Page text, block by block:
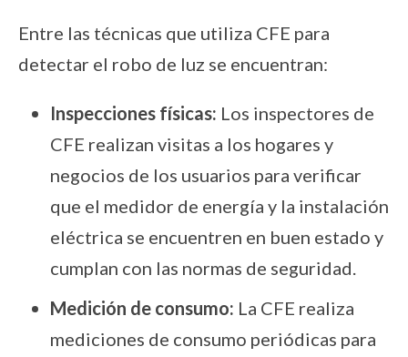
Entre las técnicas que utiliza CFE para
detectar el robo de luz se encuentran:
Inspecciones físicas: Los inspectores de
CFE realizan visitas a los hogares y
negocios de los usuarios para verificar
que el medidor de energía y la instalación
eléctrica se encuentren en buen estado y
cumplan con las normas de seguridad.
Medición de consumo: La CFE realiza
mediciones de consumo periódicas para